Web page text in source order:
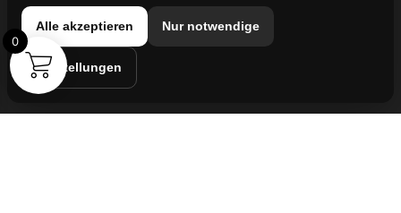
KVK-Nummer: 74829491
Umsatzsteuer-ID:
NL860042352B01
Alle akzeptieren Nur notwendige
Einstellungen
0